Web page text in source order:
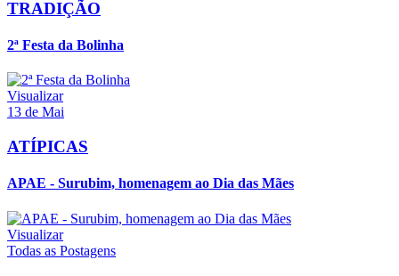
TRADIÇÃO
2ª Festa da Bolinha
Visualizar
13 de Mai
ATÍPICAS
APAE - Surubim, homenagem ao Dia das Mães
Visualizar
Todas as Postagens